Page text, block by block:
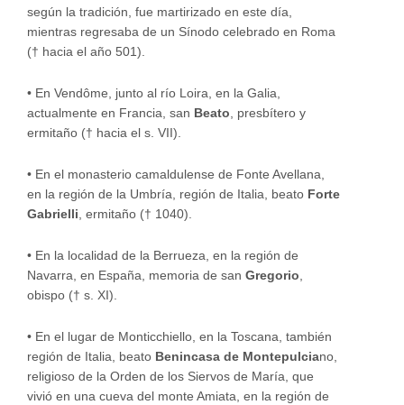
según la tradición, fue martirizado en este día,
mientras regresaba de un Sínodo celebrado en Roma
(† hacia el año 501).
• En Vendôme, junto al río Loira, en la Galia,
actualmente en Francia, san Beato , presbítero y
ermitaño († hacia el s. VII).
• En el monasterio camaldulense de Fonte Avellana,
en la región de la Umbría, región de Italia, beato Forte
Gabrielli , ermitaño († 1040).
• En la localidad de la Berrueza, en la región de
Navarra, en España, memoria de san Gregorio
obispo († s. XI).
• En el lugar de Monticchiello, en la Toscana, también
región de Italia, beato Benincasa de Montepulciano,
religioso de la Orden de los Siervos de María, que
vivió en una cueva del monte Amiata, en la región de